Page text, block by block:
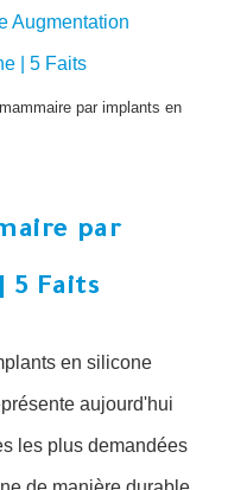
par implants en
par
5 Faits
en silicone
aujourd'hui
les plus demandées